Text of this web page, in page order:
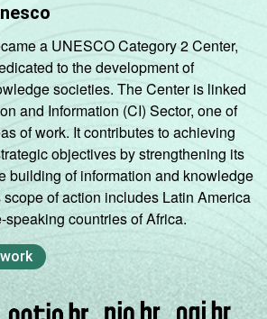
a UNESCO Category 2 Center,
to the development of
societies. The Center is linked
and Information (CI) Sector, one of
of work. It contributes to achieving
objectives by strengthening its
building of information and knowledge
scope of action includes Latin America
countries of Africa.